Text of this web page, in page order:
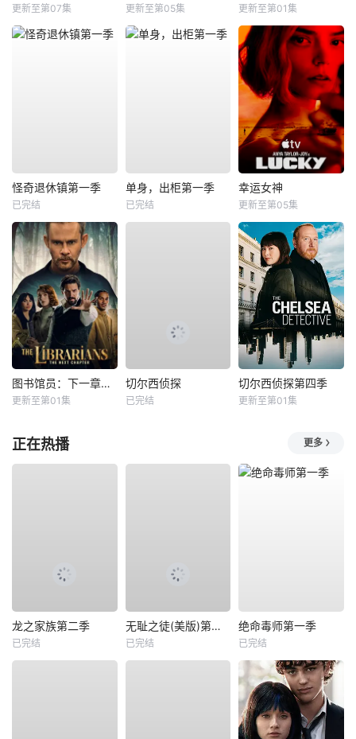
更新至第07集 更新至第05集 更新至第01集
怪奇退休镇第一季
已完结
单身，出柜第一季
已完结
幸运女神
更新至第05集
图书馆员：下一章第二季
更新至第01集
切尔西侦探
已完结
切尔西侦探第四季
更新至第01集
正在热播 更多
龙之家族第二季
已完结
无耻之徒(美版)第九季
已完结
绝命毒师第一季
已完结